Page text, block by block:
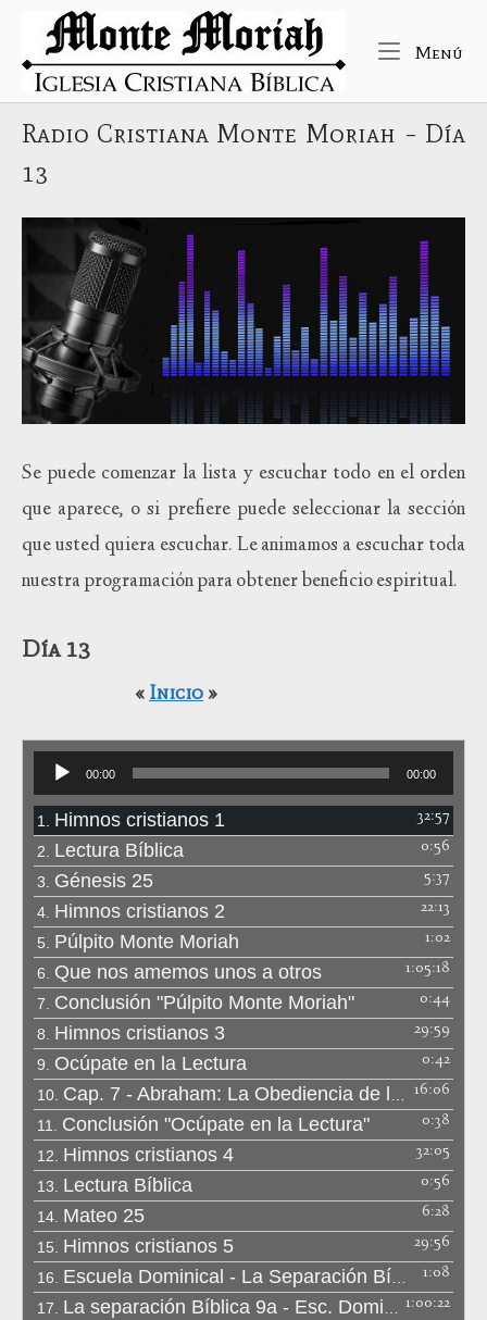
contenido
Inicio
Menú
Radio Cristiana Monte Moriah – Día
13
Se puede comenzar la lista y escuchar todo en el orden
que aparece, o si prefiere puede seleccionar la sección
que usted quiera escuchar. Le animamos a escuchar toda
nuestra programación para obtener beneficio espiritual.
Día 13
« Inicio »
Reproductor
audio
00:00 00:00
1. Himnos cristianos 1 32:57
2. Lectura Bíblica 0:56
3. Génesis 25 5:37
4. Himnos cristianos 2 22:13
5. Púlpito Monte Moriah 1:02
6. Que nos amemos unos a otros 1:05:18
7. Conclusión "Púlpito Monte Moriah" 0:44
8. Himnos cristianos 3 29:59
9. Ocúpate en la Lectura 0:42
10. Cap. 7 - Abraham: La Obediencia de la Fe 16:06
11. Conclusión "Ocúpate en la Lectura" 0:38
12. Himnos cristianos 4 32:05
13. Lectura Bíblica 0:56
14. Mateo 25 6:28
15. Himnos cristianos 5 29:56
16. Escuela Dominical - La Separación Bíblica 1:08
17. La separación Bíblica 9a - Esc. Dominical 1:00:22